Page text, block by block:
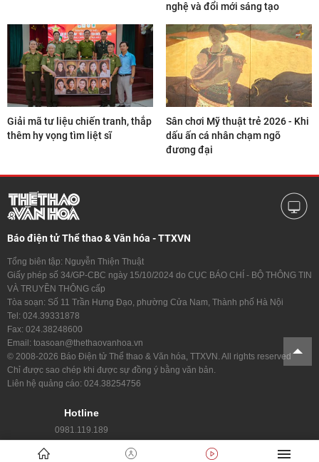
nghệ và đổi mới sáng tạo
Giải mã tư liệu chiến tranh, thắp
thêm hy vọng tìm liệt sĩ
Sân chơi Mỹ thuật trẻ 2026 - Khi
dấu ấn cá nhân chạm ngõ
đương đại
Báo điện tử Thể thao & Văn hóa - TTXVN
Tổng biên tập: Nguyễn Thiện Thuật
Giấy phép số 34/GP-CBC ngày 15/10/2024 do CỤC BÁO CHÍ - BỘ THÔNG TIN
VÀ TRUYỀN THÔNG cấp
Tòa soạn: Số 11 Trần Hưng Đạo, phường Cửa Nam, Thành phố Hà Nội
Tel: 024.39331878
Fax: 024.38248600
Email: toasoan@thethaovanhoa.vn
© 2008-2026 Báo Điện tử Thể thao & Văn hóa, TTXVN. All rights reserved
Chỉ được sao chép khi được sự đồng ý bằng văn bản.
Liên hệ quảng cáo: 024.38254756
Hotline
0981.119.189